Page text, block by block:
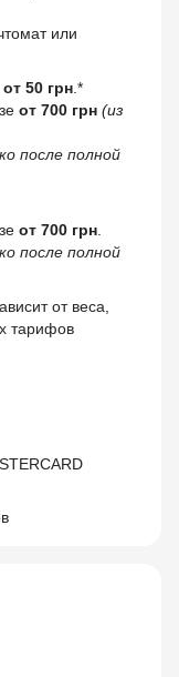
или
от 50 грн .*
от 700 грн (из
после полной
от 700 грн
после полной
от веса,
тарифов